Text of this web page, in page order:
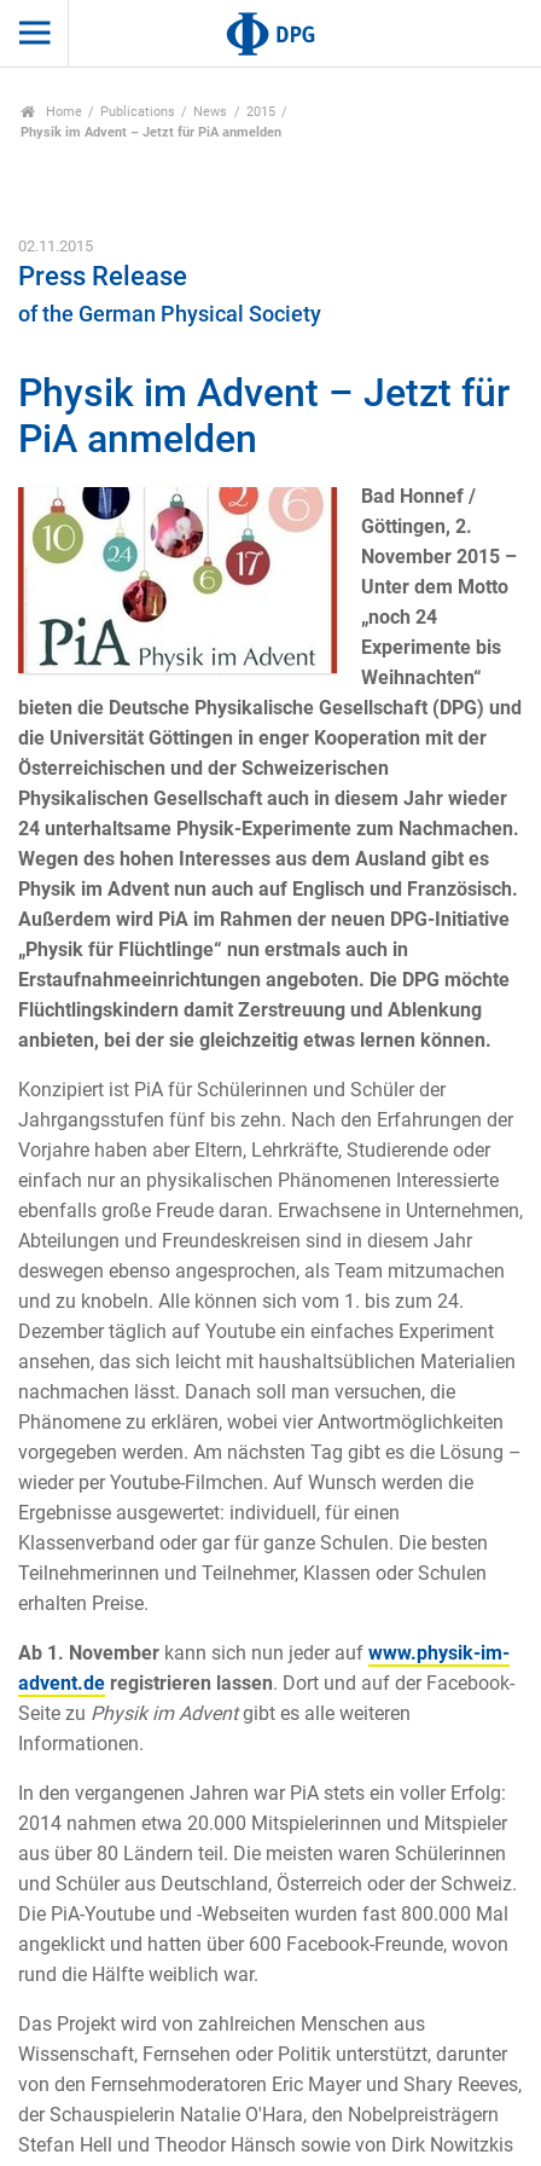
Home Publications News
2015
Physik im Advent – Jetzt für PiA anmelden
02.11.2015
Press Release
of the German Physical Society
Physik im Advent – Jetzt für
PiA anmelden
Bad Honnef /
Göttingen, 2.
November 2015 –
Unter dem Motto
„noch 24
Experimente bis
Weihnachten“
bieten die Deutsche Physikalische Gesellschaft (DPG) und
die Universität Göttingen in enger Kooperation mit der
Österreichischen und der Schweizerischen
Physikalischen Gesellschaft auch in diesem Jahr wieder
24 unterhaltsame Physik-Experimente zum Nachmachen.
Wegen des hohen Interesses aus dem Ausland gibt es
Physik im Advent nun auch auf Englisch und Französisch.
Außerdem wird PiA im Rahmen der neuen DPG-Initiative
„Physik für Flüchtlinge“ nun erstmals auch in
Erstaufnahmeeinrichtungen angeboten. Die DPG möchte
Flüchtlingskindern damit Zerstreuung und Ablenkung
anbieten, bei der sie gleichzeitig etwas lernen können.
Konzipiert ist PiA für Schülerinnen und Schüler der
Jahrgangsstufen fünf bis zehn. Nach den Erfahrungen der
Vorjahre haben aber Eltern, Lehrkräfte, Studierende oder
einfach nur an physikalischen Phänomenen Interessierte
ebenfalls große Freude daran. Erwachsene in Unternehmen,
Abteilungen und Freundeskreisen sind in diesem Jahr
deswegen ebenso angesprochen, als Team mitzumachen
und zu knobeln. Alle können sich vom 1. bis zum 24.
Dezember täglich auf Youtube ein einfaches Experiment
ansehen, das sich leicht mit haushaltsüblichen Materialien
nachmachen lässt. Danach soll man versuchen, die
Phänomene zu erklären, wobei vier Antwortmöglichkeiten
vorgegeben werden. Am nächsten Tag gibt es die Lösung –
wieder per Youtube-Filmchen. Auf Wunsch werden die
Ergebnisse ausgewertet: individuell, für einen
Klassenverband oder gar für ganze Schulen. Die besten
Teilnehmerinnen und Teilnehmer, Klassen oder Schulen
erhalten Preise.
Ab 1. November kann sich nun jeder auf www.physik-im-
advent.de registrieren lassen. Dort und auf der Facebook-
Seite zu Physik im Adventgibt es alle weiteren
Informationen.
In den vergangenen Jahren war PiA stets ein voller Erfolg:
2014 nahmen etwa 20.000 Mitspielerinnen und Mitspieler
aus über 80 Ländern teil. Die meisten waren Schülerinnen
und Schüler aus Deutschland, Österreich oder der Schweiz.
Die PiA-Youtube und -Webseiten wurden fast 800.000 Mal
angeklickt und hatten über 600 Facebook-Freunde, wovon
rund die Hälfte weiblich war.
Das Projekt wird von zahlreichen Menschen aus
Wissenschaft, Fernsehen oder Politik unterstützt, darunter
von den Fernsehmoderatoren Eric Mayer und Shary Reeves,
der Schauspielerin Natalie O'Hara, den Nobelpreisträgern
Stefan Hell und Theodor Hänsch sowie von Dirk Nowitzkis